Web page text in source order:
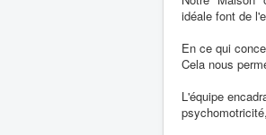
idéale font de
En ce qui
Cela nous
L'équipe